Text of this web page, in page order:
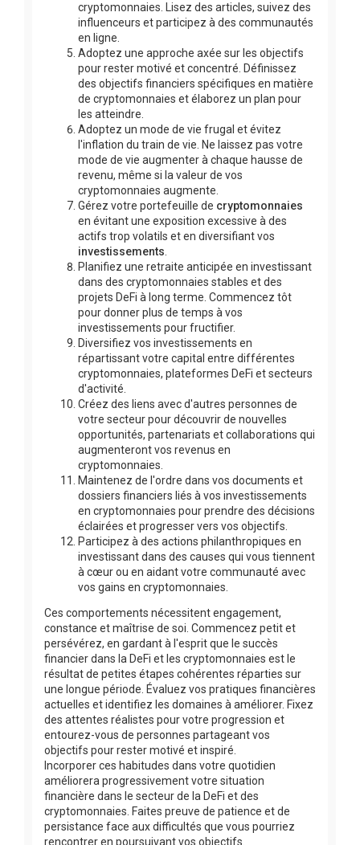
cryptomonnaies. Lisez des articles, suivez des
influenceurs et participez à des communautés
en ligne.
Adoptez une approche axée sur les objectifs
pour rester motivé et concentré. Définissez
des objectifs financiers spécifiques en matière
de cryptomonnaies et élaborez un plan pour
les atteindre.
Adoptez un mode de vie frugal et évitez
l'inflation du train de vie. Ne laissez pas votre
mode de vie augmenter à chaque hausse de
revenu, même si la valeur de vos
cryptomonnaies augmente.
Gérez votre portefeuille de cryptomonnaies
en évitant une exposition excessive à des
actifs trop volatils et en diversifiant vos
investissements
Planifiez une retraite anticipée en investissant
dans des cryptomonnaies stables et des
projets DeFi à long terme. Commencez tôt
pour donner plus de temps à vos
investissements pour fructifier.
Diversifiez vos investissements en
répartissant votre capital entre différentes
cryptomonnaies, plateformes DeFi et secteurs
d'activité.
Créez des liens avec d'autres personnes de
votre secteur pour découvrir de nouvelles
opportunités, partenariats et collaborations qui
augmenteront vos revenus en
cryptomonnaies.
Maintenez de l'ordre dans vos documents et
dossiers financiers liés à vos investissements
en cryptomonnaies pour prendre des décisions
éclairées et progresser vers vos objectifs.
Participez à des actions philanthropiques en
investissant dans des causes qui vous tiennent
à cœur ou en aidant votre communauté avec
vos gains en cryptomonnaies.
Ces comportements nécessitent engagement,
constance et maîtrise de soi. Commencez petit et
persévérez, en gardant à l'esprit que le succès
financier dans la DeFi et les cryptomonnaies est le
résultat de petites étapes cohérentes réparties sur
une longue période. Évaluez vos pratiques financières
actuelles et identifiez les domaines à améliorer. Fixez
des attentes réalistes pour votre progression et
entourez-vous de personnes partageant vos
objectifs pour rester motivé et inspiré.
Incorporer ces habitudes dans votre quotidien
améliorera progressivement votre situation
financière dans le secteur de la DeFi et des
cryptomonnaies. Faites preuve de patience et de
persistance face aux difficultés que vous pourriez
rencontrer en poursuivant vos objectifs.